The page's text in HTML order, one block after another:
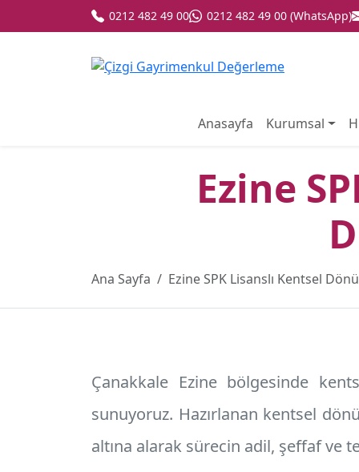
0212 482 49 00 0212 482 49 00 (WhatsApp)
Anasayfa Kurumsal
Ezine
Ana Sayfa Ezine SPK Lisanslı Kentsel
Çanakkale Ezinebölgesinde
sunuyoruz. Hazırlanan kentsel
altına alarak sürecin adil, şeffaf ve